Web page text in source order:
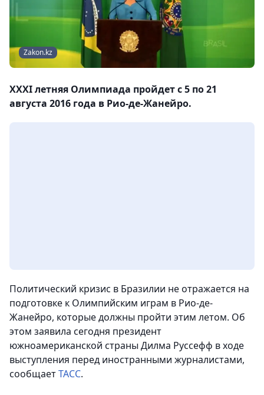
Zakon.kz
XXXI летняя Олимпиада пройдет с 5 по 21
августа 2016 года в Рио-де-Жанейро.
Политический кризис в Бразилии не отражается на
подготовке к Олимпийским играм в Рио-де-
Жанейро, которые должны пройти этим летом. Об
этом заявила сегодня президент
южноамериканской страны Дилма Руссефф в ходе
выступления перед иностранными журналистами,
сообщаетТАСС.